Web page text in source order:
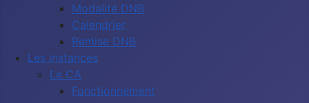
Modalité DNB
Calendrier
Remise DNB
Les instances
Le CA
Fonctionnement